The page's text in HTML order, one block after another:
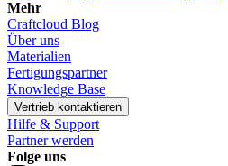
Mehr
Craftcloud Blog
Über uns
Materialien
Fertigungspartner
Knowledge Base
Vertrieb kontaktieren
Hilfe & Support
Partner werden
Folge uns